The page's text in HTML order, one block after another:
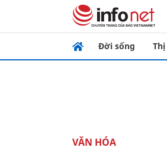
Đời sống
VĂN HÓA